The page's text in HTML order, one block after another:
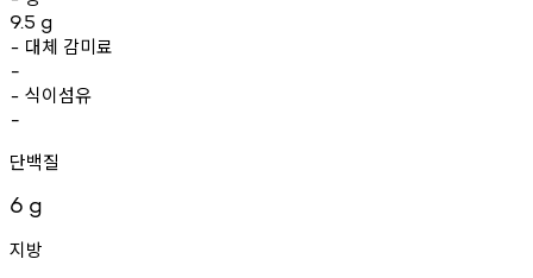
9.5 g
- 대체 감미료
-
- 식이섬유
-
단백질
6 g
지방